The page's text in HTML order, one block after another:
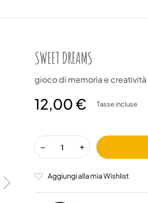
SWEET DREAMS
gioco di memoria e creatività
12,00 € Tasse incluse
Aggiungi alla mia Wishlist